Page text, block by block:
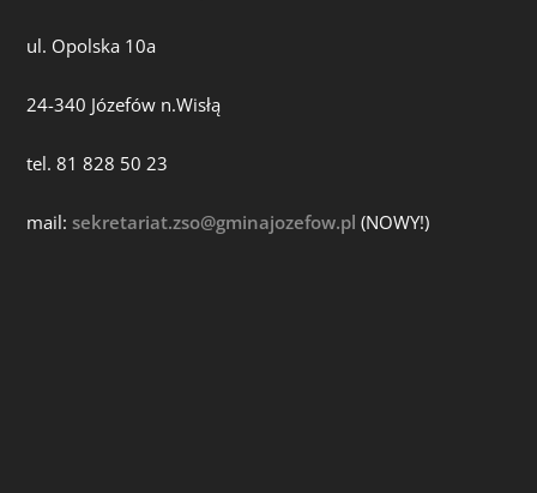
ul. Opolska 10a
24-340 Józefów n.Wisłą
tel. 81 828 50 23
mail:sekretariat.zso@gminajozefow.pl (NOWY!)